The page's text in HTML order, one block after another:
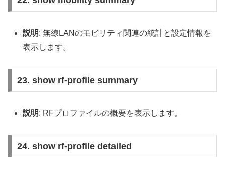
説明: 無線LANのモビリティ関連の統計と設定情報を
表示します。
23. show rf-profile summary
説明: RFプロファイルの概要を表示します。
24. show rf-profile detailed